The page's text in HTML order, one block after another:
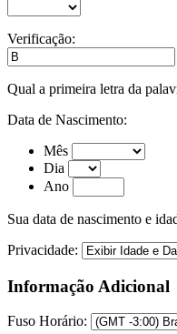
Verificação:
Qual a primeira letra da
Data de Nascimento:
Mês
Dia
Ano
Sua data de nascimento e
Privacidade:
Informação Adicional
Fuso Horário: